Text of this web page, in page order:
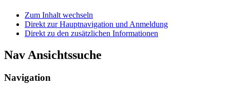
Zum Inhalt wechseln
Direkt zur Hauptnavigation und Anmeldung
Direkt zu den zusätzlichen Informationen
Nav Ansichtssuche
Navigation